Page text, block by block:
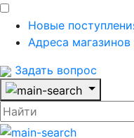
Новые
Адреса магазинов
Задать вопрос